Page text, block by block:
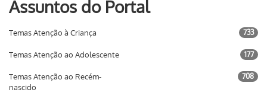
Assuntos do Portal
Temas Atenção à Criança 733
Temas Atenção ao Adolescente 177
Temas Atenção ao Recém-
nascido
708